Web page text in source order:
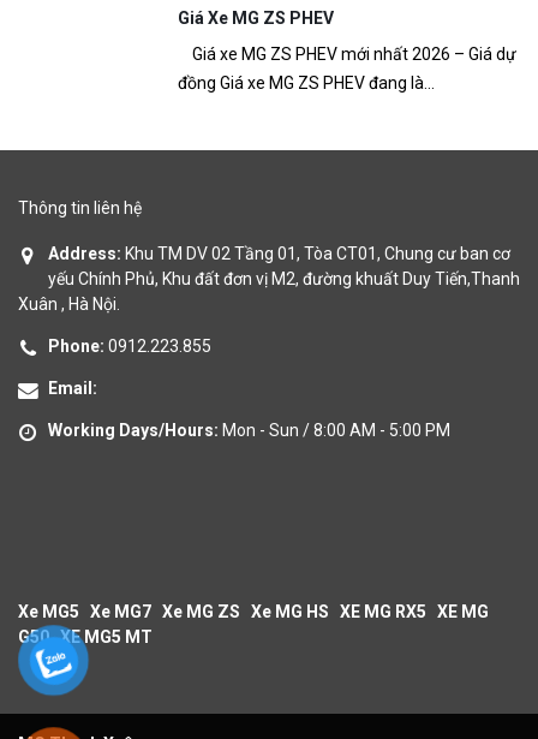
Giá xe MG ZS PHEV mới nhất 2026 – Giá dự kiến từ 699 triệu
đồng Giá xe MG ZS PHEV đang là...
Thông tin liên hệ
Address: Khu TM DV 02 Tầng 01, Tòa CT01, Chung cư ban cơ
yếu Chính Phủ, Khu đất đơn vị M2, đường khuất Duy Tiến,Thanh
Xuân , Hà Nội.
Phone: 0912.223.855
Email:
Working Days/Hours: Mon - Sun / 8:00 AM - 5:00 PM
Xe MG5 Xe MG7 Xe MG ZS Xe MG HS XE MG RX5
XE MG
G50 XE MG5 MT